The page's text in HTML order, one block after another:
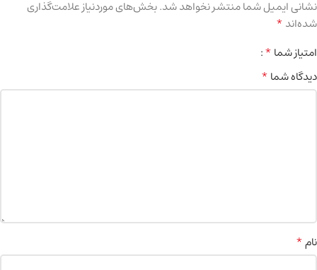
نشانی ایمیل شما منتشر نخواهد شد.بخش‌های موردنیاز علامت‌گذاری
شده‌اند*
امتیاز شما*
دیدگاه شما*
نام*